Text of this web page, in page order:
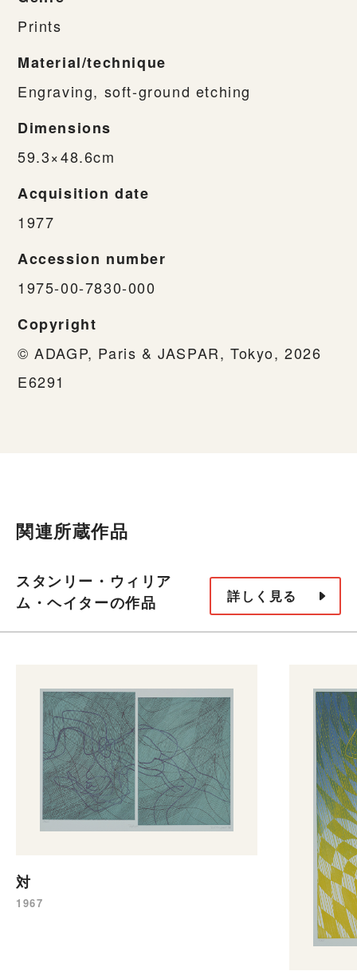
Prints
Material/technique
Engraving, soft-ground etching
Dimensions
59.3×48.6cm
Acquisition date
1977
Accession number
1975-00-7830-000
Copyright
© ADAGP, Paris & JASPAR, Tokyo, 2026
E6291
関連所蔵作品
スタンリー・ウィリア
ム・ヘイターの作品
詳しく見る
対
1967